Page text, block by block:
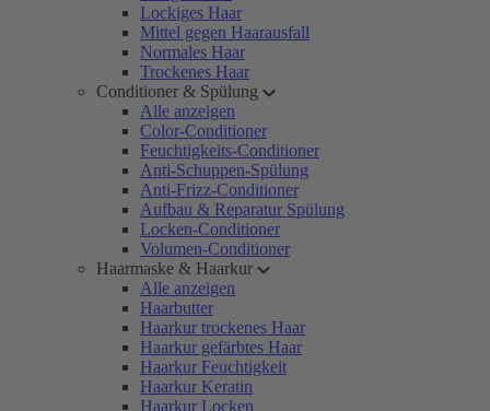
Lockiges Haar
Mittel gegen Haarausfall
Normales Haar
Trockenes Haar
Conditioner & Spülung
Alle anzeigen
Color-Conditioner
Feuchtigkeits-Conditioner
Anti-Schuppen-Spülung
Anti-Frizz-Conditioner
Aufbau & Reparatur Spülung
Locken-Conditioner
Volumen-Conditioner
Haarmaske & Haarkur
Alle anzeigen
Haarbutter
Haarkur trockenes Haar
Haarkur gefärbtes Haar
Haarkur Feuchtigkeit
Haarkur Keratin
Haarkur Locken